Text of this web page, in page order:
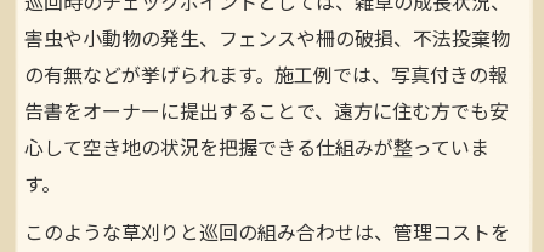
害虫や小動物の発生、フェンスや柵の破損、不法投棄物
の有無などが挙げられます。施工例では、写真付きの報
告書をオーナーに提出することで、遠方に住む方でも安
心して空き地の状況を把握できる仕組みが整っていま
す。
このような草刈りと巡回の組み合わせは、管理コストを